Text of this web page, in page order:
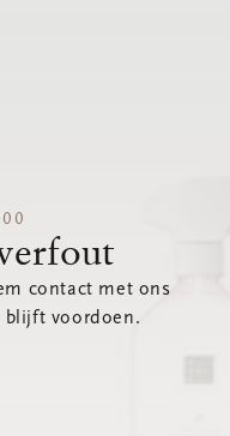
contact met ons
blijft voordoen.